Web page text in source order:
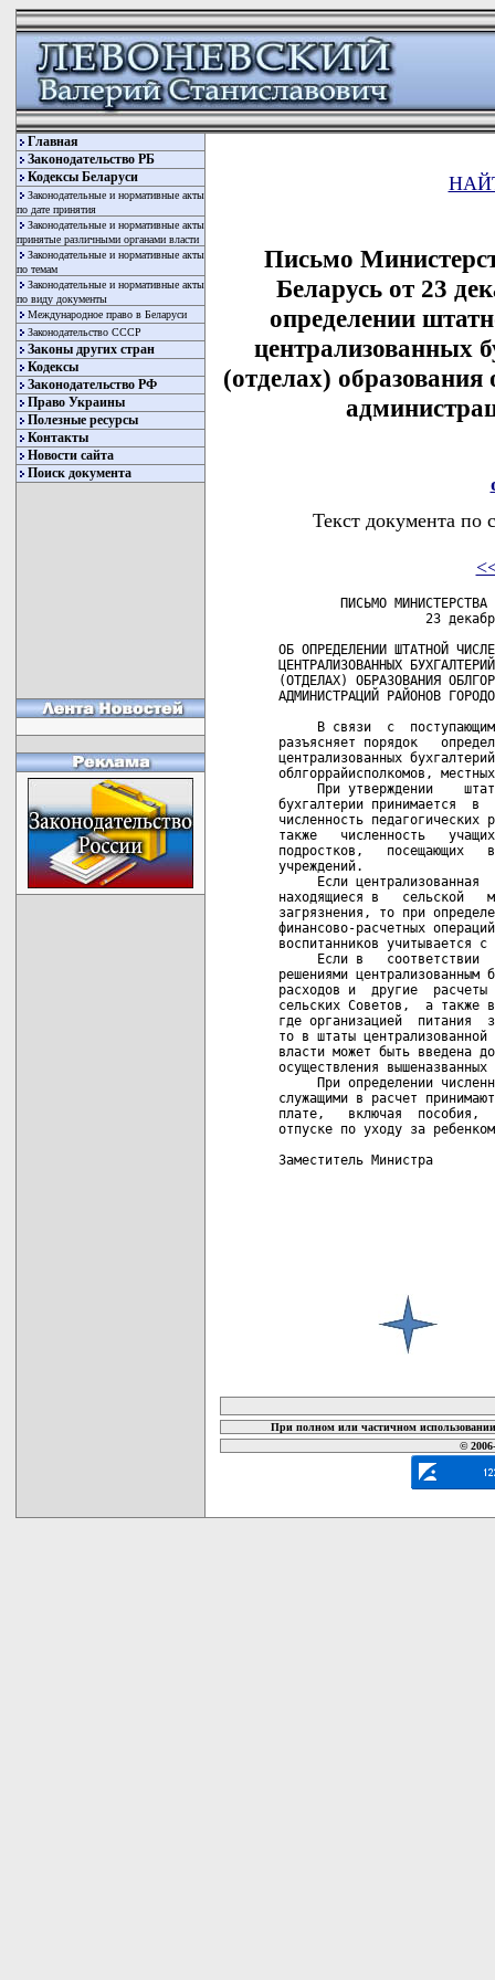
Главная
Законодательство РБ
Кодексы Беларуси
Законодательные и нормативные акты
по дате принятия
Законодательные и нормативные акты
принятые различными органами власти
Законодательные и нормативные акты
по темам
Законодательные и нормативные акты
по виду документы
Международное право в Беларуси
Законодательство СССР
Законы других стран
Кодексы
Законодательство РФ
Право Украины
Полезные ресурсы
Контакты
Новости сайта
Поиск документа
Письмо
Беларусь от 23
определении
централизованных
(отделах)
Текст документа по
ПИСЬМО МИНИСТЕРСТВА
23
ОБ ОПРЕДЕЛЕНИИ ШТАТНОЙ
ЦЕНТРАЛИЗОВАННЫХ
(ОТДЕЛАХ) ОБРАЗОВАНИЯ
АДМИНИСТРАЦИЙ РАЙОНОВ
В связи  с
разъясняет порядок
централизованных
облгоррайисполкомов,
При утверждении
бухгалтерии принимается  в
численность
также   численность
подростков,   посещающих
учреждений.
Если централизованная
находящиеся в   сельской
загрязнения, то при
финансово-расчетных
воспитанников учитывается
Если в   соответствии
решениями
расходов и  другие
сельских Советов,  а также
где организацией  питания
то в штаты
власти может быть введена
осуществления
При определении
служащими в расчет
плате,   включая  пособия,
отпуске по уходу за
Заместитель
При полном или частичном
©